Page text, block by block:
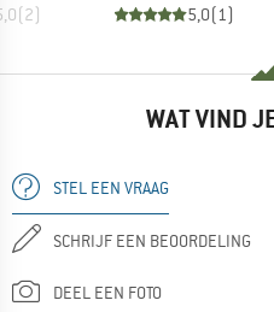
(2) 5,0(1)
WAT VIND
STEL EEN VRAAG
SCHRIJF EEN BEOORDELING
DEEL EEN FOTO